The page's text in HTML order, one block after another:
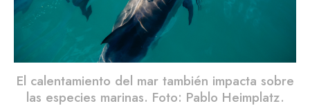
El calentamiento del mar también impacta sobre
las especies marinas. Foto: Pablo Heimplatz.